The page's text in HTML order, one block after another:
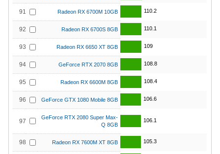
91 Radeon RX 6700M 10GB 110.2
92 Radeon RX 6700S 8GB 110.1
93 Radeon RX 6650 XT 8GB 109
94 GeForce RTX 2070 8GB 108.8
95 Radeon RX 6600M 8GB 108.4
96 GeForce GTX 1080 Mobile 8GB 106.6
97
GeForce RTX 2080 Super Max-
Q 8GB
106.1
98 Radeon RX 7600M XT 8GB 105.3